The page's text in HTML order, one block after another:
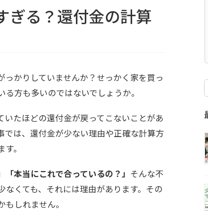
ぎる？還付金の計算
かりしていませんか？せっかく家を買っ
方も多いのではないでしょうか。
たほどの還付金が戻ってこないことがあ
では、還付金が少ない理由や正確な計算方
。
本当にこれで合っているの？」 そんな不
くても、それには理由があります。その
しれません。